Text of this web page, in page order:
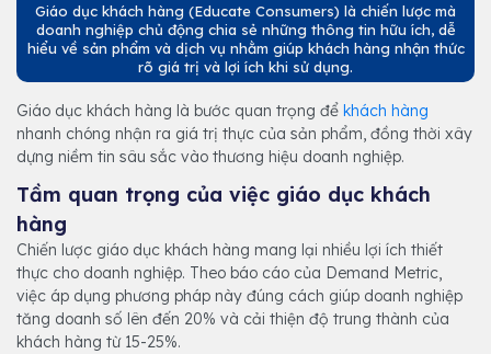
Giáo dục khách hàng (Educate Consumers) là chiến lược mà
doanh nghiệp chủ động chia sẻ những thông tin hữu ích, dễ
hiểu về sản phẩm và dịch vụ nhằm giúp khách hàng nhận thức
rõ giá trị và lợi ích khi sử dụng.
Giáo dục khách hàng là bước quan trọng để khách hàng
nhanh chóng nhận ra giá trị thực của sản phẩm, đồng thời xây
dựng niềm tin sâu sắc vào thương hiệu doanh nghiệp.
Tầm quan trọng của việc giáo dục khách
hàng
Chiến lược giáo dục khách hàng mang lại nhiều lợi ích thiết
thực cho doanh nghiệp. Theo báo cáo của Demand Metric,
việc áp dụng phương pháp này đúng cách giúp doanh nghiệp
tăng doanh số lên đến 20% và cải thiện độ trung thành của
khách hàng từ 15-25%.